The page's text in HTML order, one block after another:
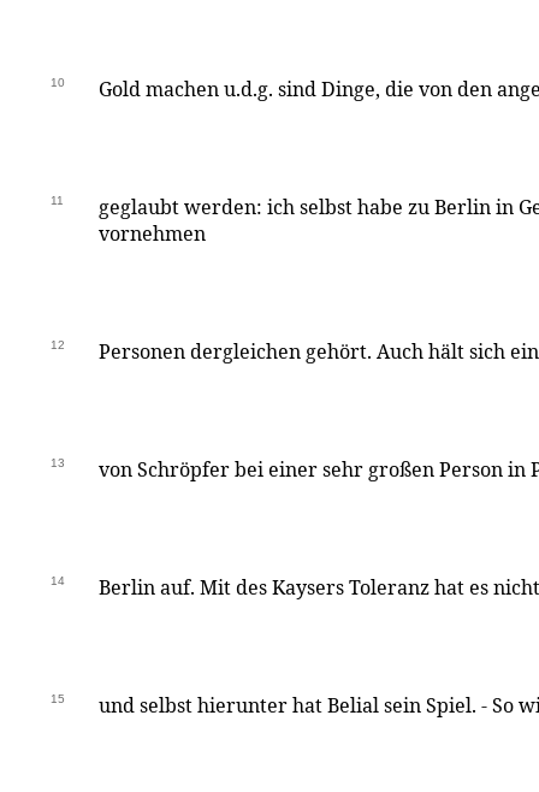
10 Gold machen u.d.g. sind Dinge, die von den
11
geglaubt werden: ich selbst habe zu Berlin in
vornehmen
12 Personen dergleichen gehört. Auch hält sich
13 von Schröpfer bei einer sehr großen Person in
14 Berlin auf. Mit des Kaysers Toleranz hat es
15 und selbst hierunter hat Belial sein Spiel. - So